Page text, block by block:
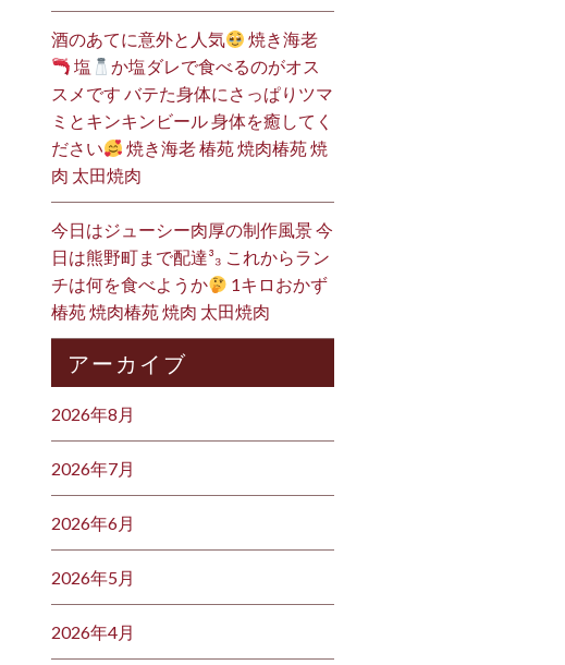
酒のあてに意外と人気
焼き海老
塩
か塩ダレで食べるのがオス
スメです バテた身体にさっぱりツマ
ミとキンキンビール 身体を癒してく
ださい
焼き海老 椿苑 焼肉椿苑 焼
肉 太田焼肉
今日はジューシー肉厚の制作風景 今
日は熊野町まで配達³₃ これからラン
チは何を食べようか
1キロおかず
椿苑 焼肉椿苑 焼肉 太田焼肉
アーカイブ
2026年8月
2026年7月
2026年6月
2026年5月
2026年4月